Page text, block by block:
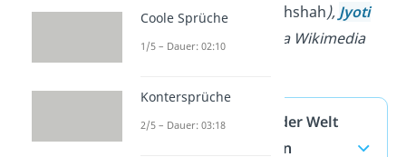
2. Ashesh Shah (
Asheshshah), Jyoti
amge, CC BY-SA 3.0
, via Wikimedia
Kleinster Mensch der Welt
— häufigste Fragen
Coole Sprüche
1/5 – Dauer: 02:10
Kontersprüche
2/5 – Dauer: 03:18